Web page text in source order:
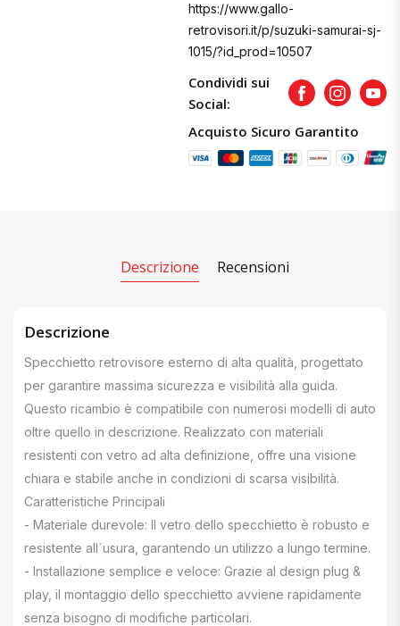
https://www.gallo-
retrovisori.it/p/suzuki-samurai-sj-
1015/?id_prod=10507
Condividi sui
Social:
FacebookInstagram
Acquisto Sicuro Garantito
Descrizione Recensioni
Descrizione
Specchietto retrovisore esterno di alta qualità, progettato
per garantire massima sicurezza e visibilità alla guida.
Questo ricambio è compatibile con numerosi modelli di auto
oltre quello in descrizione. Realizzato con materiali
resistenti con vetro ad alta definizione, offre una visione
chiara e stabile anche in condizioni di scarsa visibilità.
Caratteristiche Principali
- Materiale durevole: Il vetro dello specchietto è robusto e
resistente all`usura, garantendo un utilizzo a lungo termine.
- Installazione semplice e veloce: Grazie al design plug &
play, il montaggio dello specchietto avviene rapidamente
senza bisogno di modifiche particolari.